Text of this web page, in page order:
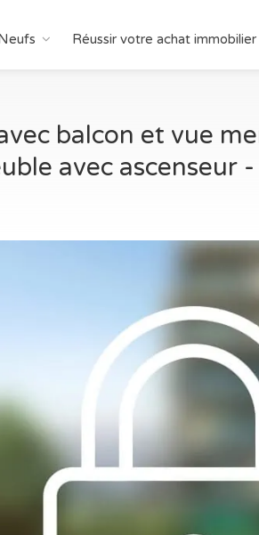
Réussir votre achat
balcon et vue
avec ascenseur